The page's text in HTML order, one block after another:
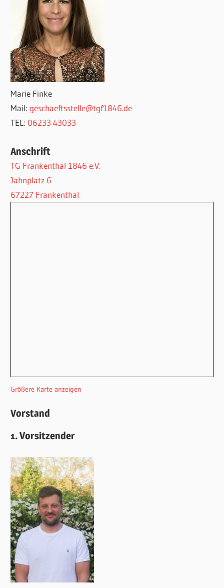
Marie Finke
Mail:geschaeftsstelle@tgf1846.de
TEL: 06233 43033
Anschrift
TG Frankenthal 1846 e.V.
Jahnplatz 6
67227 Frankenthal
Größere Karte anzeigen
Vorstand
1. Vorsitzender